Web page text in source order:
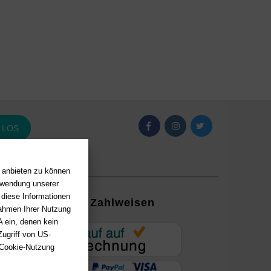
zu können
unserer
Informationen
Ihrer Nutzung
ein, denen kein
von US-
Nutzung
LOS
mit
Zahlweisen